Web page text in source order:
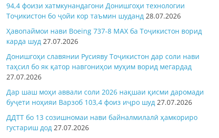
94,4 фоизи хатмкунандагони Донишгоҳи технологии
Тоҷикистон бо ҷойи кор таъмин шуданд 28.07.2026
Ҳавопаймои нави Boeing 737-8 MAX ба Тоҷикистон ворид
карда шуд 27.07.2026
Донишгоҳи славянии Русияву Тоҷикистон дар соли нави
таҳсил бо як қатор навгониҳои муҳим ворид мегардад
27.07.2026
Дар шаш моҳи аввали соли 2026 нақшаи қисми даромади
буҷети ноҳияи Варзоб 103,4 фоиз иҷро шуд 27.07.2026
ДДТТ бо 13 созишномаи нави байналмилалӣ ҳамкориро
густариш дод 27.07.2026